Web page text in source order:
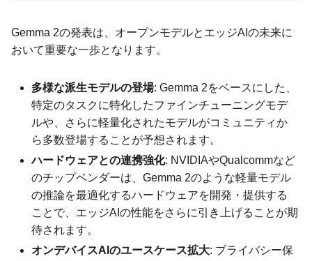
Gemma 2の発表は、オープンモデルとエッジAIの未来に
おいて重要な一歩となります。
多様な派生モデルの登場: Gemma 2をベースにした、
特定のタスクに特化したファインチューニングモデ
ルや、さらに軽量化されたモデルがコミュニティか
ら多数登場することが予想されます。
ハードウェアとの連携強化: NVIDIAやQualcommなど
のチップベンダーは、Gemma 2のような軽量モデル
の推論を最適化するハードウェアを開発・提供する
ことで、エッジAIの性能をさらに引き上げることが期
待されます。
オンデバイスAIのユースケース拡大: プライバシー保